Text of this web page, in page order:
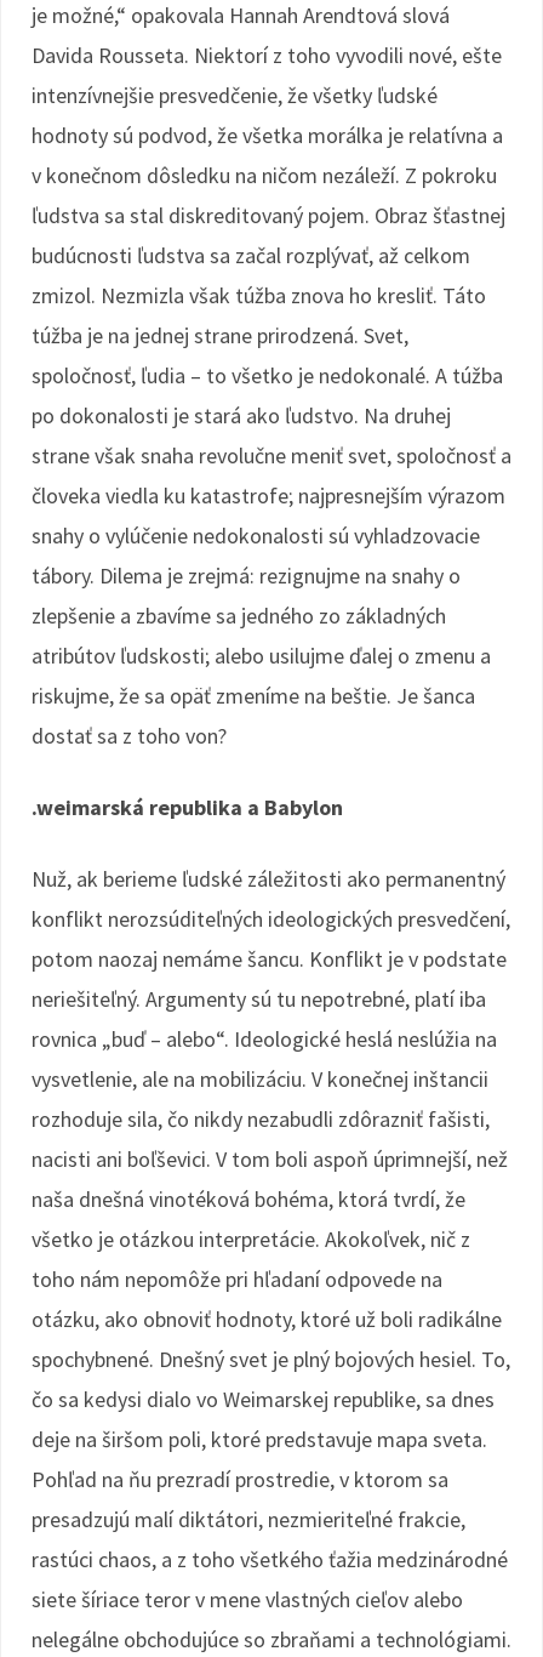
je možné,“ opakovala Hannah Arendtová slová
Davida Rousseta. Niektorí z toho vyvodili nové, ešte
intenzívnejšie presvedčenie, že všetky ľudské
hodnoty sú podvod, že všetka morálka je relatívna a
v konečnom dôsledku na ničom nezáleží. Z pokroku
ľudstva sa stal diskreditovaný pojem. Obraz šťastnej
budúcnosti ľudstva sa začal rozplývať, až celkom
zmizol. Nezmizla však túžba znova ho kresliť. Táto
túžba je na jednej strane prirodzená. Svet,
spoločnosť, ľudia – to všetko je nedokonalé. A túžba
po dokonalosti je stará ako ľudstvo. Na druhej
strane však snaha revolučne meniť svet, spoločnosť a
človeka viedla ku katastrofe; najpresnejším výrazom
snahy o vylúčenie nedokonalosti sú vyhladzovacie
tábory. Dilema je zrejmá: rezignujme na snahy o
zlepšenie a zbavíme sa jedného zo základných
atribútov ľudskosti; alebo usilujme ďalej o zmenu a
riskujme, že sa opäť zmeníme na beštie. Je šanca
dostať sa z toho von?
.weimarská republika a Babylon
Nuž, ak berieme ľudské záležitosti ako permanentný
konflikt nerozsúditeľných ideologických presvedčení,
potom naozaj nemáme šancu. Konflikt je v podstate
neriešiteľný. Argumenty sú tu nepotrebné, platí iba
rovnica „buď – alebo“. Ideologické heslá neslúžia na
vysvetlenie, ale na mobilizáciu. V konečnej inštancii
rozhoduje sila, čo nikdy nezabudli zdôrazniť fašisti,
nacisti ani boľševici. V tom boli aspoň úprimnejší, než
naša dnešná vinotéková bohéma, ktorá tvrdí, že
všetko je otázkou interpretácie. Akokoľvek, nič z
toho nám nepomôže pri hľadaní odpovede na
otázku, ako obnoviť hodnoty, ktoré už boli radikálne
spochybnené. Dnešný svet je plný bojových hesiel. To,
čo sa kedysi dialo vo Weimarskej republike, sa dnes
deje na širšom poli, ktoré predstavuje mapa sveta.
Pohľad na ňu prezradí prostredie, v ktorom sa
presadzujú malí diktátori, nezmieriteľné frakcie,
rastúci chaos, a z toho všetkého ťažia medzinárodné
siete šíriace teror v mene vlastných cieľov alebo
nelegálne obchodujúce so zbraňami a technológiami.